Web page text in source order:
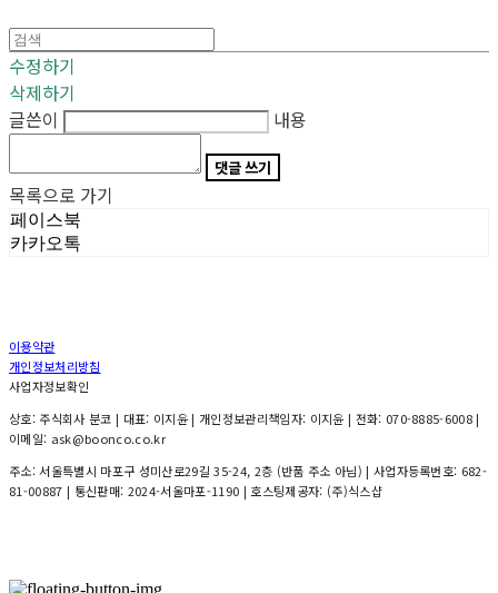
수정하기
삭제하기
글쓴이
내용
댓글 쓰기
목록으로 가기
페이스북
카카오톡
이용약관
개인정보처리방침
사업자정보확인
상호: 주식회사 분코 | 대표: 이지윤 | 개인정보관리책임자: 이지윤 | 전화: 070-8885-6008 |
이메일: ask@boonco.co.kr
주소: 서울특별시 마포구 성미산로29길 35-24, 2층 (반품 주소 아님) | 사업자등록번호: 682-
81-00887 | 통신판매: 2024-서울마포-1190 | 호스팅제공자: (주)식스샵